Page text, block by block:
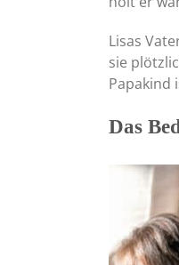
Lisas
sie
Papakind
Das